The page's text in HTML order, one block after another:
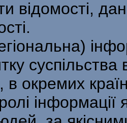
відомості,
в окремих
інформації